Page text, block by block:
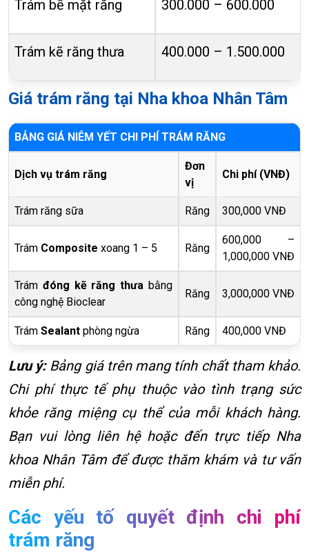
Trám bề mặt răng 300.000 – 600.000
Trám kẽ răng thưa 400.000 – 1.500.000
Giá trám răng tại Nha khoa Nhân Tâm
BẢNG GIÁ NIÊM YẾT CHI PHÍ TRÁM RĂNG
Dịch vụ trám răng
Đơn
vị
Chi phí (VNĐ)
Trám răng sữa Răng 300,000 VNĐ
Trám Composite xoang 1 – 5 Răng
600,000 –
1,000,000 VNĐ
Trám đóng kẽ răng thưa bằng
công nghệ Bioclear
Răng 3,000,000 VNĐ
Trám Sealant phòng ngừa Răng 400,000 VNĐ
Lưu ý:Bảng giá trên mang tính chất tham khảo.
Chi phí thực tế phụ thuộc vào tình trạng sức
khỏe răng miệng cụ thể của mỗi khách hàng.
Bạn vui lòng liên hệ hoặc đến trực tiếp Nha
khoa Nhân Tâm để được thăm khám và tư vấn
miễn phí.
Các yếu tố quyết định chi phí
trám răng